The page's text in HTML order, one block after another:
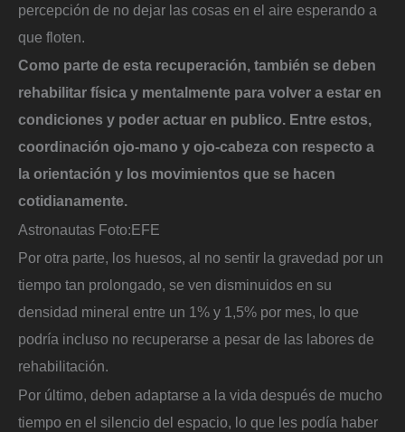
percepción de no dejar las cosas en el aire esperando a
que floten.
Como parte de esta recuperación, también se deben
rehabilitar física y mentalmente para volver a estar en
condiciones y poder actuar en publico. Entre estos,
coordinación ojo-mano y ojo-cabeza con respecto a
la orientación y los movimientos que se hacen
cotidianamente.
Astronautas Foto:EFE
Por otra parte, los huesos, al no sentir la gravedad por un
tiempo tan prolongado, se ven disminuidos en su
densidad mineral entre un 1% y 1,5% por mes, lo que
podría incluso no recuperarse a pesar de las labores de
rehabilitación.
Por último, deben adaptarse a la vida después de mucho
tiempo en el silencio del espacio, lo que les podía haber